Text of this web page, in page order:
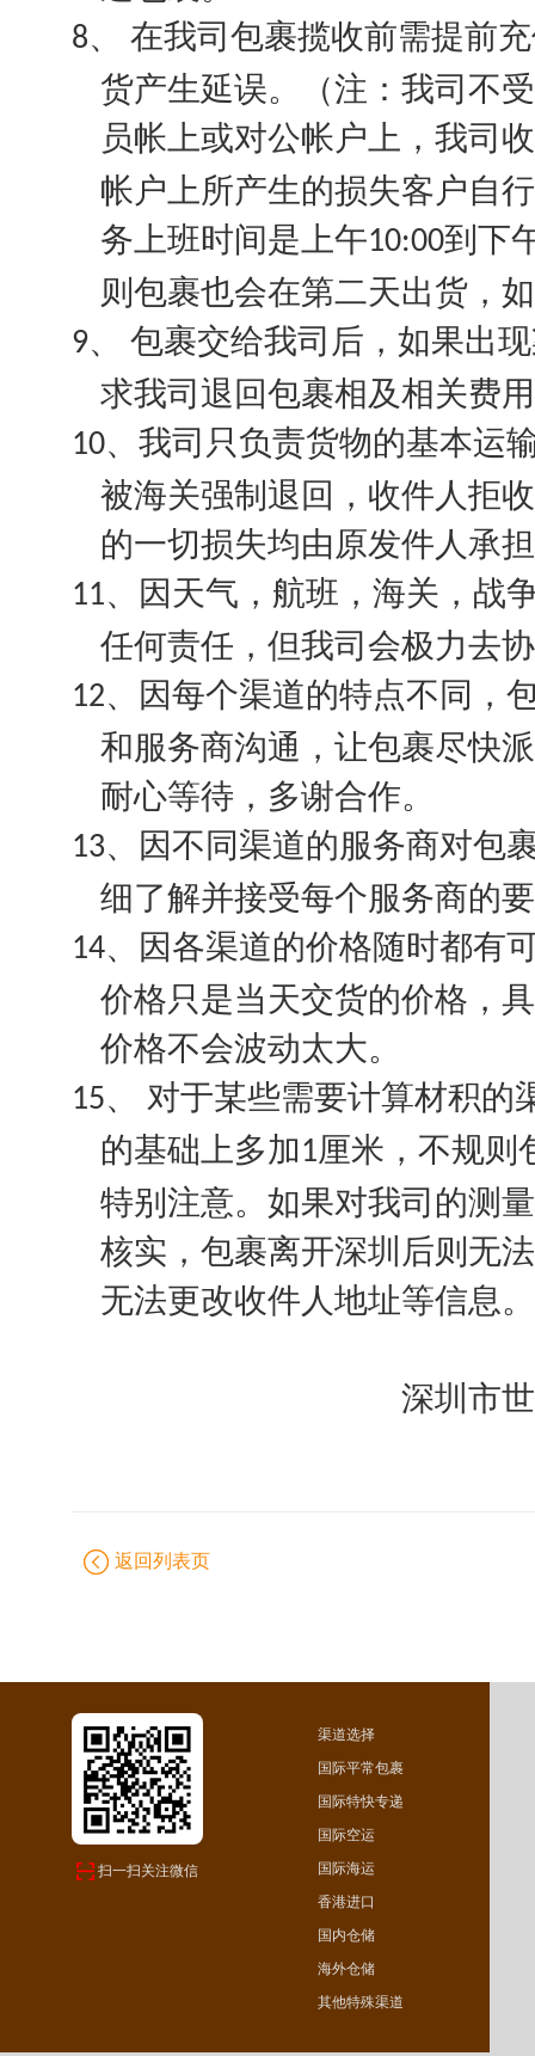
8、
在我司包裹揽收前需提前
货产生延误。（注：我司不
员帐上或对公帐户上，我司
帐户上所产生的损失客户自
务上班时间是上午10:00到下
则包裹也会在第二天出货，
9、
包裹交给我司后，如果出
求我司退回包裹相及相关费
10、 我司只负责货物的基本运
被海关强制退回，收件人拒
的一切损失均由原发件人承
11、
因天气，航班，海关，战
任何责任，但我司会极力去
12、
因每个渠道的特点不同，
和服务商沟通，让包裹尽快
耐心等待，多谢合作。
13、
因不同渠道的服务商对包
细了解并接受每个服务商的
14、
因各渠道的价格随时都有
价格只是当天交货的价格，
价格不会波动太大。
15、
对于某些需要计算材积的
的基础上多加1厘米，不规则
特别注意。如果对我司的测
核实，包裹离开深圳后则无
无法更改收件人地址等信息。
深圳市
返回列表页
扫一扫关注微信
渠道选择
国际平常包裹
国际特快专递
国际空运
国际海运
香港进口
国内仓储
海外仓储
其他特殊渠道